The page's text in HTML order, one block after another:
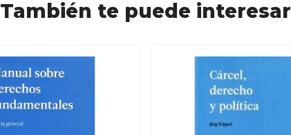
También te puede interesar